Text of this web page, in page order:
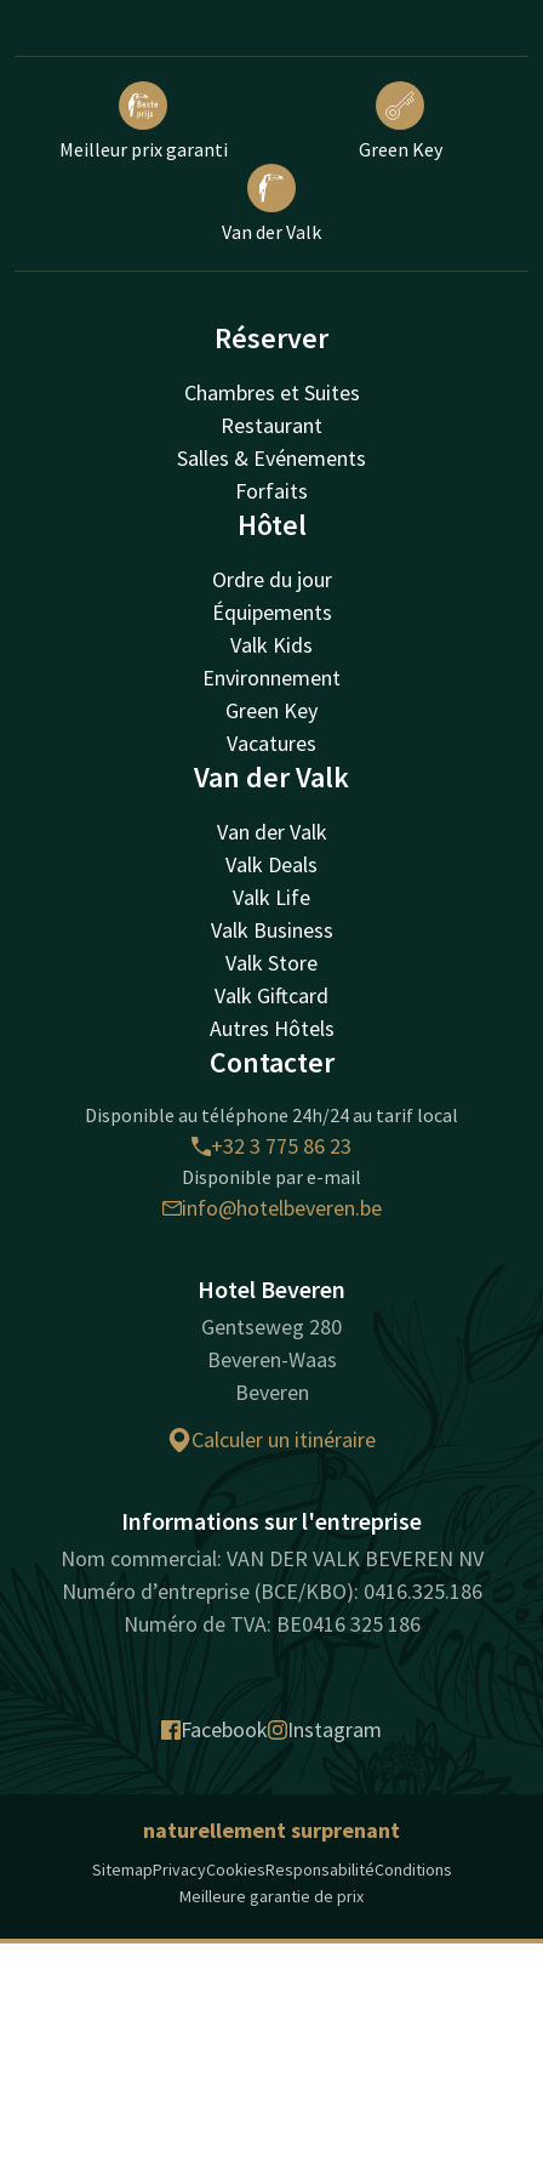
Meilleur prix garanti Green Key
Van der Valk
Réserver
Chambres et Suites
Restaurant
Salles & Evénements
Forfaits
Hôtel
Ordre du jour
Équipements
Valk Kids
Environnement
Green Key
Vacatures
Van der Valk
Van der Valk
Valk Deals
Valk Life
Valk Business
Valk Store
Valk Giftcard
Autres Hôtels
Contacter
Disponible au téléphone 24h/24 au tarif local
+32 3 775 86 23
Disponible par e-mail
info@hotelbeveren.be
Hotel Beveren
Gentseweg 280
Beveren-Waas
Beveren
Calculer un itinéraire
Informations sur l'entreprise
Nom commercial: VAN DER VALK BEVEREN NV
Numéro d’entreprise (BCE/KBO): 0416.325.186
Numéro de TVA: BE0416 325 186
Facebook Instagram
naturellement surprenant
SitemapPrivacyCookiesResponsabilitéConditions
Meilleure garantie de prix